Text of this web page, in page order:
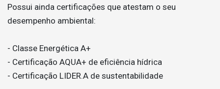
Possui ainda certificações que atestam o seu
desempenho ambiental:
- Classe Energética A+
- Certificação AQUA+ de eficiência hídrica
- Certificação LIDER.A de sustentabilidade